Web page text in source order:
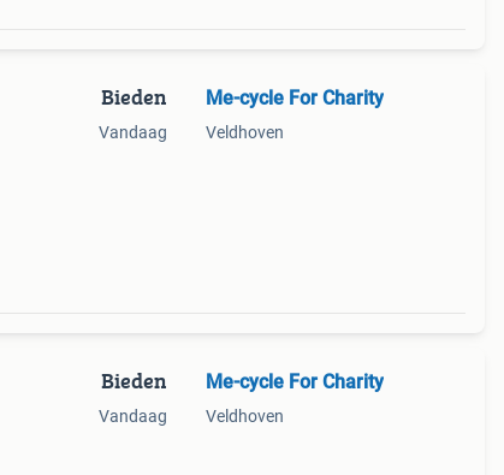
Bieden
Vandaag
Me-cycle For Charity
Veldhoven
Bieden
Vandaag
Me-cycle For Charity
Veldhoven